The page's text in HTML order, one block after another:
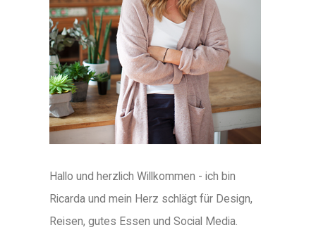
Hallo und herzlich Willkommen - ich bin
Ricarda und mein Herz schlägt für Design,
Reisen, gutes Essen und Social Media.